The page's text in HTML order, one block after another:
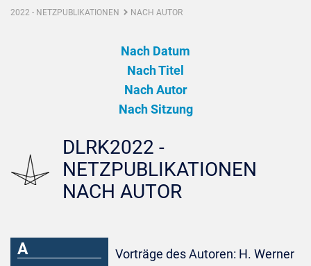
2022 - NETZPUBLIKATIONEN
NACH AUTOR
Nach Datum
Nach Titel
Nach Autor
Nach Sitzung
DLRK2022 -
NETZPUBLIKATIONEN
NACH AUTOR
A Vorträge des Autoren: H. Werner